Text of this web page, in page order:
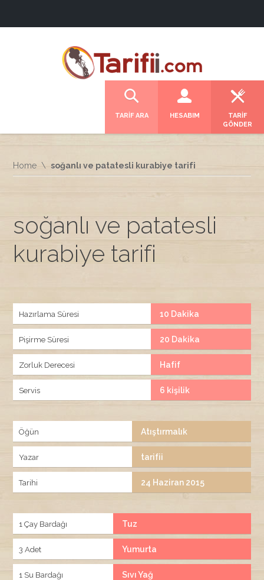
TARİF ARA HESABIM
TARİF
GÖNDER
Home soğanlı ve patatesli kurabiye tarifi
soğanlı ve patatesli
kurabiye tarifi
Hazırlama Süresi 10 Dakika
Pişirme Süresi 20 Dakika
Zorluk Derecesi Hafif
Servis 6 kişilik
Öğün Atıştırmalık
Yazar tarifii
Tarihi 24 Haziran 2015
1 Çay Bardağı Tuz
3 Adet Yumurta
1 Su Bardağı Sıvı Yağ